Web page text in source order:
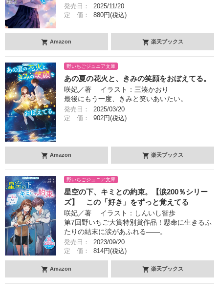
発売日：
2025/11/20
定 価：
880円(税込)
Amazon 楽天ブックス
野いちごジュニア文庫
あの夏の花火と、きみの笑顔をおぼえてる。
咲妃／著 イラスト：三湊かおり
最後にもう一度、きみと笑いあいたい。
発売日：
2025/03/20
定 価：
902円(税込)
Amazon 楽天ブックス
野いちごジュニア文庫
星空の下、キミとの約束。【涙200％シリー
ズ】 この「好き」をずっと覚えてる
咲妃／著 イラスト：しんいし智歩
第7回野いちご大賞特別賞作品！懸命に生きるふ
たりの結末に涙があふれる――。
発売日：
2023/09/20
定 価：
814円(税込)
Amazon 楽天ブックス